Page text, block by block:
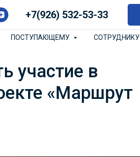
+7(926) 532-53-33
ПОСТУПАЮЩЕМУ СОТРУДНИКУ
участие в
«Маршрут